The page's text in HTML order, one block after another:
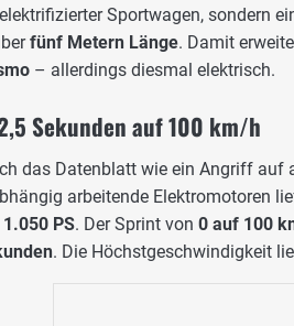
Sportwagen, sondern
fünf Metern Länge. Damit
– allerdings diesmal elektrisch.
Sekunden auf 100 km/h
das Datenblatt wie ein Angriff auf
arbeitende Elektromotoren
1.050 PS. Der Sprint von 0 auf 100
. Die Höchstgeschwindigkeit